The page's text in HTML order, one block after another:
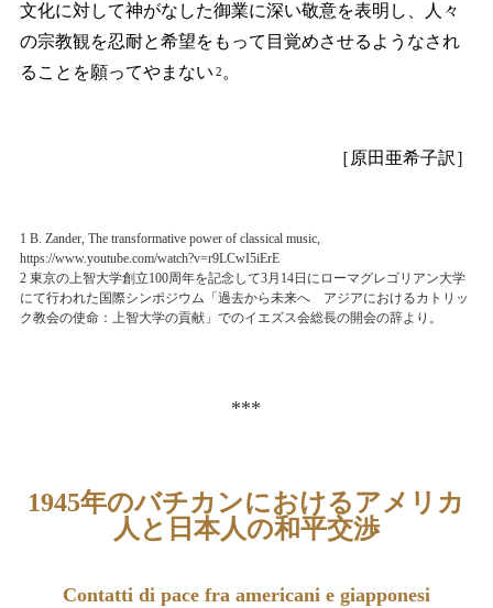
文化に対して神がなした御業に深い敬意を表明し、人々
の宗教観を忍耐と希望をもって目覚めさせるようなされ
ることを願ってやまない 2 。
［原田亜希子訳］
1 B. Zander, The transformative power of classical music,
https://www.youtube.com/watch?v=r9LCwI5iErE
2 東京の上智大学創立100周年を記念して3月14日にローマグレゴリアン大学
にて行われた国際シンポジウム「過去から未来へ アジアにおけるカトリッ
ク教会の使命：上智大学の貢献」でのイエズス会総長の開会の辞より。
***
1945年のバチカンにおけるアメリカ
人と日本人の和平交渉
Contatti di pace fra americani e giapponesi